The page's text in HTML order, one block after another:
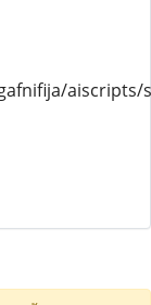
aiscripts/